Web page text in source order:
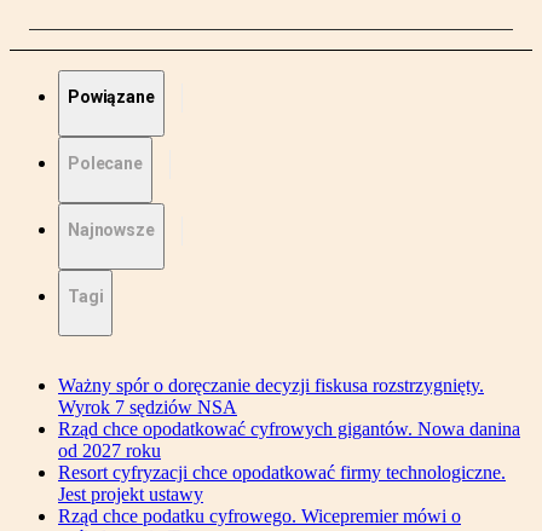
Powiązane
Polecane
Najnowsze
Tagi
Ważny spór o doręczanie decyzji fiskusa rozstrzygnięty.
Wyrok 7 sędziów NSA
Rząd chce opodatkować cyfrowych gigantów. Nowa danina
od 2027 roku
Resort cyfryzacji chce opodatkować firmy technologiczne.
Jest projekt ustawy
Rząd chce podatku cyfrowego. Wicepremier mówi o